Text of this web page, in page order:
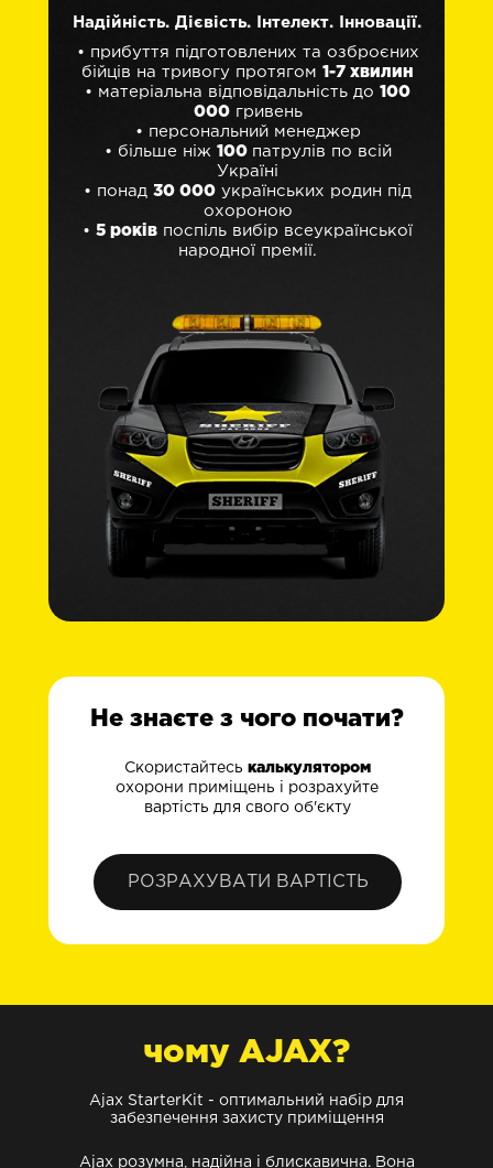
Надійність. Дієвість. Інтелект. Інновації.
• прибуття підготовлених та озброєних
бійців на тривогу протягом 1-7 хвилин
• матеріальна відповідальність до 100
000гривень
• персональний менеджер
• більше ніж 100 патрулів по всій
Україні
• понад 30 000 українських родин під
охороною
• 5 років поспіль вибір всеукраїнської
народної премії.
Не знаєте з чого почати?
Скористайтесь калькулятором
охорони приміщень і розрахуйте
вартість для свого об'єкту
РОЗРАХУВАТИ ВАРТІСТЬ
чому AJAX?
Ajax StarterKit - оптимальний набір для
забезпечення захисту приміщення
Ajax розумна, надійна і блискавична. Вона